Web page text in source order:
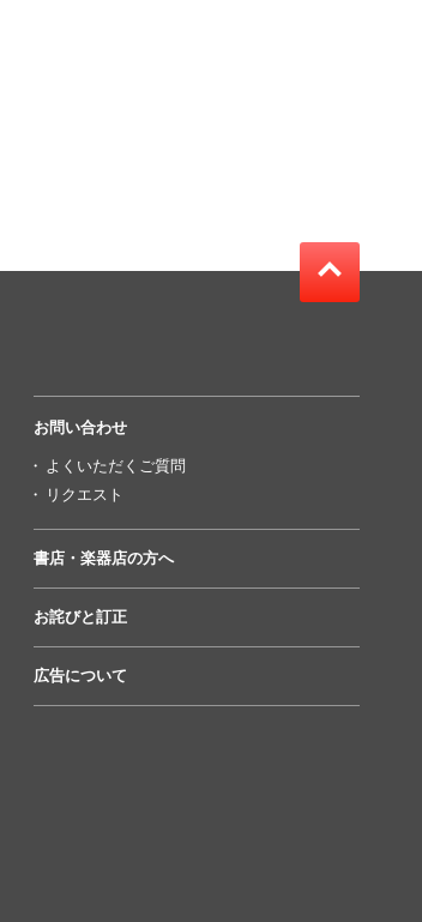
お問い合わせ
よくいただくご質問
リクエスト
書店・楽器店の方へ
お詫びと訂正
広告について